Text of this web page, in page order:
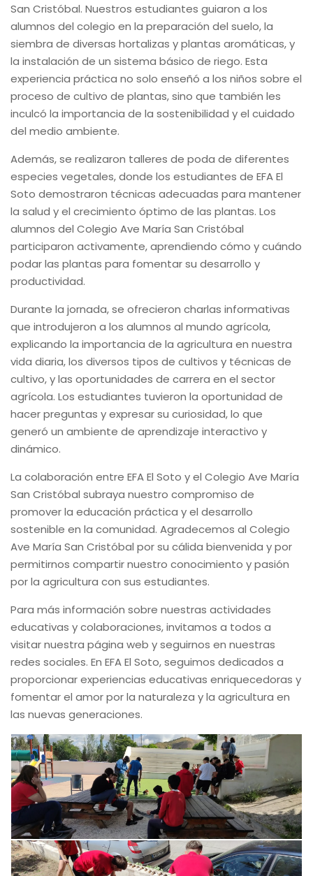
San Cristóbal. Nuestros estudiantes guiaron a los
alumnos del colegio en la preparación del suelo, la
siembra de diversas hortalizas y plantas aromáticas, y
la instalación de un sistema básico de riego. Esta
experiencia práctica no solo enseñó a los niños sobre el
proceso de cultivo de plantas, sino que también les
inculcó la importancia de la sostenibilidad y el cuidado
del medio ambiente.
Además, se realizaron talleres de poda de diferentes
especies vegetales, donde los estudiantes de EFA El
Soto demostraron técnicas adecuadas para mantener
la salud y el crecimiento óptimo de las plantas. Los
alumnos del Colegio Ave María San Cristóbal
participaron activamente, aprendiendo cómo y cuándo
podar las plantas para fomentar su desarrollo y
productividad.
Durante la jornada, se ofrecieron charlas informativas
que introdujeron a los alumnos al mundo agrícola,
explicando la importancia de la agricultura en nuestra
vida diaria, los diversos tipos de cultivos y técnicas de
cultivo, y las oportunidades de carrera en el sector
agrícola. Los estudiantes tuvieron la oportunidad de
hacer preguntas y expresar su curiosidad, lo que
generó un ambiente de aprendizaje interactivo y
dinámico.
La colaboración entre EFA El Soto y el Colegio Ave María
San Cristóbal subraya nuestro compromiso de
promover la educación práctica y el desarrollo
sostenible en la comunidad. Agradecemos al Colegio
Ave María San Cristóbal por su cálida bienvenida y por
permitirnos compartir nuestro conocimiento y pasión
por la agricultura con sus estudiantes.
Para más información sobre nuestras actividades
educativas y colaboraciones, invitamos a todos a
visitar nuestra página web y seguirnos en nuestras
redes sociales. En EFA El Soto, seguimos dedicados a
proporcionar experiencias educativas enriquecedoras y
fomentar el amor por la naturaleza y la agricultura en
las nuevas generaciones.